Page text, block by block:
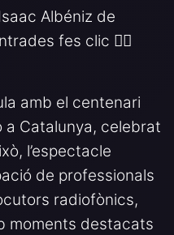
Albéniz de
fes clic 👉🏻
amb el centenari
a Catalunya, celebrat
l’espectacle
de professionals
radiofònics,
moments destacats